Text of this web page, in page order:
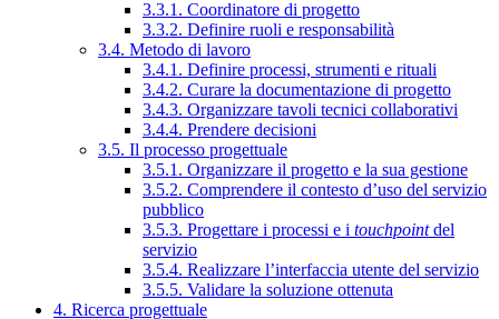
3.3.1. Coordinatore di progetto
3.3.2. Definire ruoli e responsabilità
3.4. Metodo di lavoro
3.4.1. Definire processi, strumenti e rituali
3.4.2. Curare la documentazione di progetto
3.4.3. Organizzare tavoli tecnici collaborativi
3.4.4. Prendere decisioni
3.5. Il processo progettuale
3.5.1. Organizzare il progetto e la sua gestione
3.5.2. Comprendere il contesto d’uso del servizio
pubblico
3.5.3. Progettare i processi e i touchpointdel
servizio
3.5.4. Realizzare l’interfaccia utente del servizio
3.5.5. Validare la soluzione ottenuta
4. Ricerca progettuale